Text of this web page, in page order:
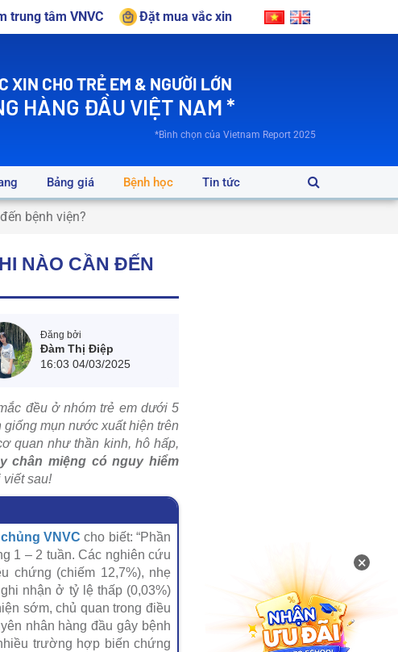
trung tâm VNVC Đặt mua vắc xin
XIN CHO TRẺ EM & NGƯỜI LỚN
HÀNG ĐẦU VIỆT NAM *
*Bình chọn của Vietnam Report 2025
Bảng giá Bệnh học Tin tức
bệnh viện?
NÀO CẦN ĐẾN
Đăng bởi
Đàm Thị Điệp
16:03 04/03/2025
đều ở nhóm trẻ em dưới 5
mụn nước xuất hiện trên
quan như thần kinh, hô hấp,
chân miệng có nguy hiểm
viết sau!
VNVC cho biết: “Phần
1 – 2 tuần. Các nghiên cứu
chứng (chiếm 12,7%), nhẹ
nhận ở tỷ lệ thấp (0,03%)
sớm, chủ quan trong điều
nhân hàng đầu gây bệnh
trường hợp biến chứng
×